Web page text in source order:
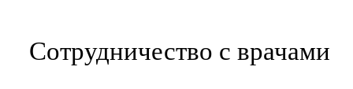
Сотрудничество с врачами